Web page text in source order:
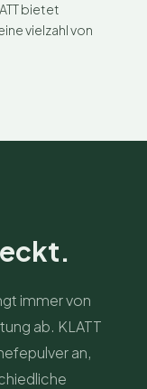
bietet
vielzahl von
immer von
ab. KLATT
an,